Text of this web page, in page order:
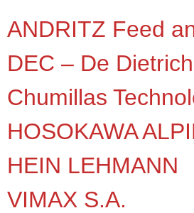
ANDRITZ Feed
DEC – De Dietrich
Chumillas
HOSOKAWA
HEIN LEHMANN
VIMAX S.A.